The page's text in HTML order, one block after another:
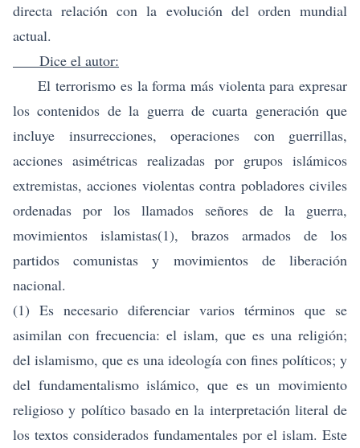
directa relación con la evolución del orden mundial
actual.
Dice el autor:
El terrorismo es la forma más violenta para expresar
los contenidos de la guerra de cuarta generación que
incluye insurrecciones, operaciones con guerrillas,
acciones asimétricas realizadas por grupos islámicos
extremistas, acciones violentas contra pobladores civiles
ordenadas por los llamados señores de la guerra,
movimientos islamistas(1), brazos armados de los
partidos comunistas y movimientos de liberación
nacional.
(1) Es necesario diferenciar varios términos que se
asimilan con frecuencia: el islam, que es una religión;
del islamismo, que es una ideología con fines políticos; y
del fundamentalismo islámico, que es un movimiento
religioso y político basado en la interpretación literal de
los textos considerados fundamentales por el islam. Este